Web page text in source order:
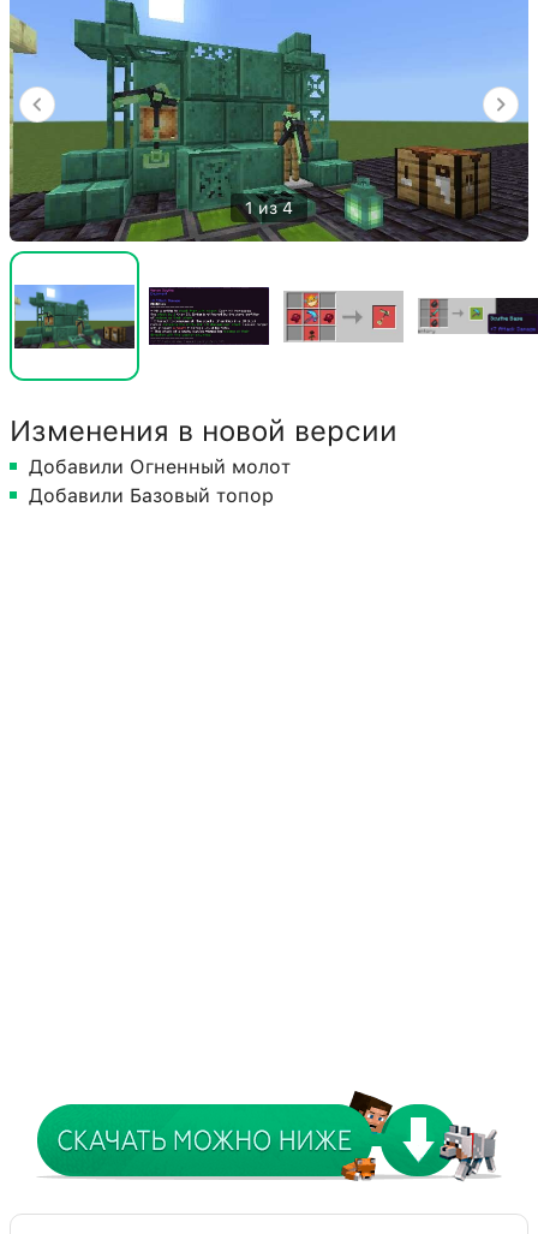
1 из 4
Изменения в новой версии
Добавили Огненный молот
Добавили Базовый топор